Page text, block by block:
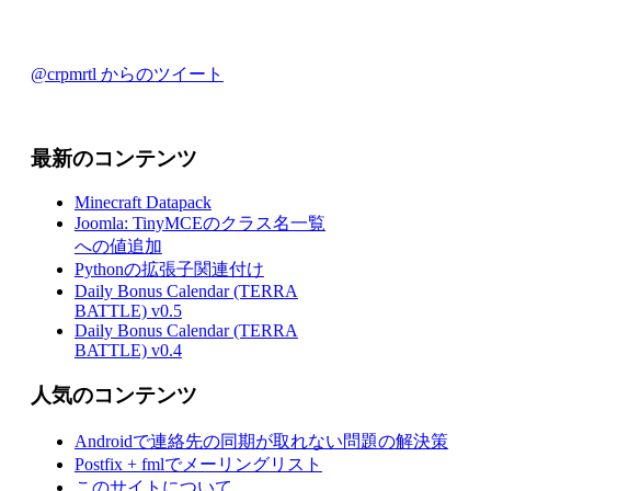
@crpmrtl からのツイート
最新のコンテンツ
Minecraft Datapack
Joomla: TinyMCEのクラス名一覧
への値追加
Pythonの拡張子関連付け
Daily Bonus Calendar (TERRA
BATTLE) v0.5
Daily Bonus Calendar (TERRA
BATTLE) v0.4
人気のコンテンツ
Androidで連絡先の同期が取れない問題の解決策
Postfix + fmlでメーリングリスト
このサイトについて